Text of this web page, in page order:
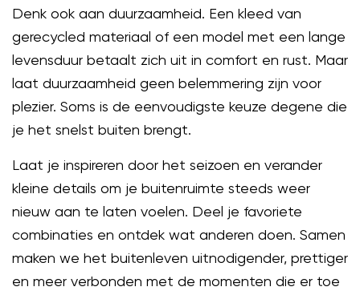
Denk ook aan duurzaamheid. Een kleed van
gerecycled materiaal of een model met een lange
levensduur betaalt zich uit in comfort en rust. Maar
laat duurzaamheid geen belemmering zijn voor
plezier. Soms is de eenvoudigste keuze degene die
je het snelst buiten brengt.
Laat je inspireren door het seizoen en verander
kleine details om je buitenruimte steeds weer
nieuw aan te laten voelen. Deel je favoriete
combinaties en ontdek wat anderen doen. Samen
maken we het buitenleven uitnodigender, prettiger
en meer verbonden met de momenten die er toe